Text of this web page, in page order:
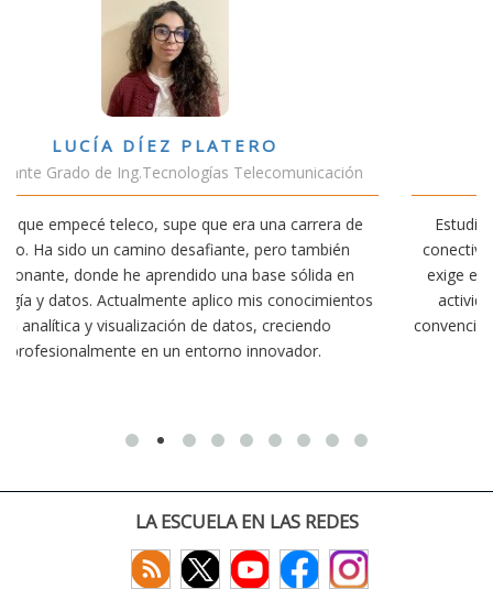
de
VÍCTOR SÁNCHEZ VALENCIA
Estudiante Doble Grado Teleco-ADE
Estudiar teleco me ha permitido comprender cómo la
conectividad afecta nuestra vida diaria. Aunque la carrera
exige esfuerzo, he dedicado parte de mi tiempo a otras
actividades como el salvamento y socorrismo. Estoy
convencido de que elegir teleco ha sido una de las
decisiones que he tomado.
LA ESCUELA EN LAS REDES